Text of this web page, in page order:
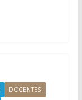
DOCENTES